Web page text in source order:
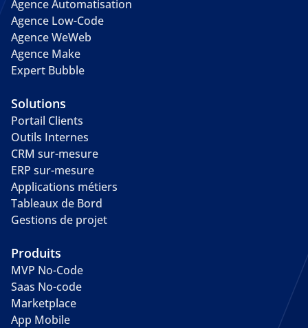
Agence Automatisation
Agence Low-Code
Agence WeWeb
Agence Make
Expert Bubble
Solutions
Portail Clients
Outils Internes
CRM sur-mesure
ERP sur-mesure
Applications métiers
Tableaux de Bord
Gestions de projet
Produits
MVP No-Code
Saas No-code
Marketplace
App Mobile